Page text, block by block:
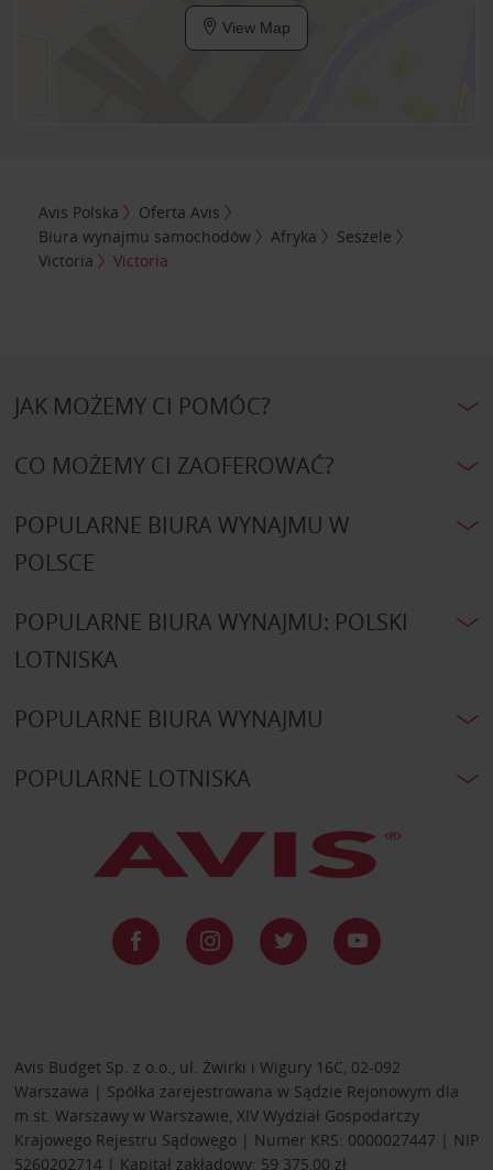
View Map
Avis Polska
Oferta Avis
Biura wynajmu samochodów
Afryka
Seszele
Victoria
Victoria
JAK MOŻEMY CI POMÓC?
CO MOŻEMY CI ZAOFEROWAĆ?
POPULARNE BIURA WYNAJMU W
POLSCE
POPULARNE BIURA WYNAJMU: POLSKI
LOTNISKA
POPULARNE BIURA WYNAJMU
POPULARNE LOTNISKA
Avis Budget Sp. z o.o., ul. Żwirki i Wigury 16C, 02-092
Warszawa | Spółka zarejestrowana w Sądzie Rejonowym dla
m.st. Warszawy w Warszawie, XIV Wydział Gospodarczy
Krajowego Rejestru Sądowego | Numer KRS: 0000027447 | NIP
5260202714 | Kapitał zakładowy: 59 375,00 zł